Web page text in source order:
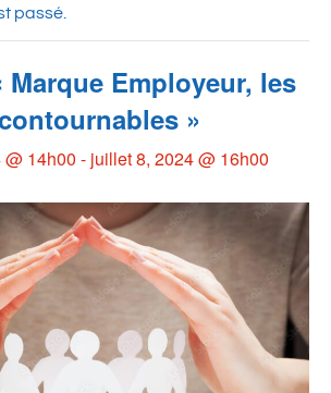
passé.
Marque Employeur, les
»
14h00 - juillet 8, 2024 @ 16h00